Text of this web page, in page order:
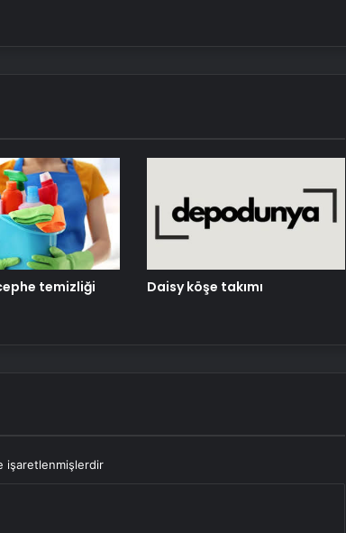
Serjoy : Dijital Medya Ajansı, Google
Reklam Ajansı, SEO Ajansı ve Web
Tasarım Ajansı
temizliği Daisy köşe takımı
işaretlenmişlerdir